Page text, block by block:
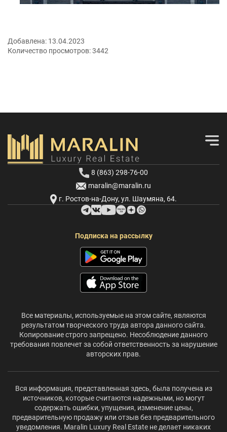
Добавлена: 13.04.2023
Количество просмотров:3442
8 (863) 298-76-00
maralin@maralin.ru
г. Ростов-на-Дону, ул. Шаумяна, 64.
Подписка на рассылку
Все материалы, используемые на этом сайте, являются
результатом творческого труда автора данного сайта.
Копирование строго запрещено. Несоблюдение данного
требования повлечет за собой ответственность за нарушение
авторских прав.
Вся информация, представленная здесь, была получена из
источников, которые считаются надежными, но могут
содержать ошибки, упущения, изменение цены,
предварительную продажу или отзыв без предварительного
уведомления. Maralin Luxury Real Estate не делает никаких